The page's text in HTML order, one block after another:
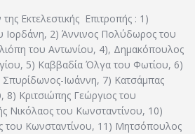
Εκτελεστικής Επιτροπής : 1)
Ιορδάνη, 2) Άννινος Πολύδωρος του
του Αντωνίου, 4), Δημακόπουλος
5) Καββαδία Όλγα του Φωτίου, 6)
Ιωάννη, 7) Κατσάμπας
8) Κριτσιώπης Γεώργιος του
Νικόλαος του Κωνσταντίνου, 10)
του Κωνσταντίνου, 11) Μητσόπουλος